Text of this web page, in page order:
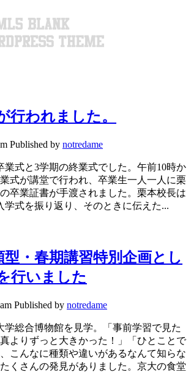
行われました。
Published by notredame
業式と3学期の終業式でした。午前10時か
式が講堂で行われ、卒業生一人一人に栗
卒業証書が手渡されました。栗本校長は
学式を振り返り、そのときに伝えた...
型・春期講習特別企画とし
行いました
Published by notredame
学総合博物館を見学。「事前学習で見た
よりずっと大きかった！」「ひとことで
こんなに種類や違いがあるなんて知らな
くさんの発見がありました。京大の食堂